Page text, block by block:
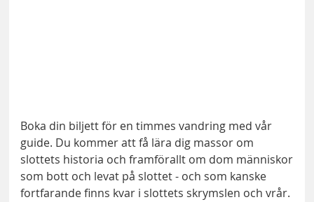
Boka din biljett för en timmes vandring med vår
guide. Du kommer att få lära dig massor om
slottets historia och framförallt om dom människor
som bott och levat på slottet - och som kanske
fortfarande finns kvar i slottets skrymslen och vrår.